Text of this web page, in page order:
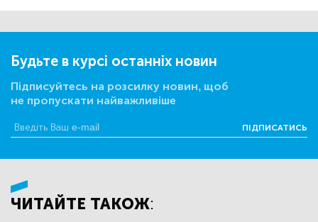
Будьте в курсі останніх новин
Підписуйтесь на розсилку новин, щоб
не пропускати найважливіше
ПІДПИСАТИСЬ
ЧИТАЙТЕ ТАКОЖ: